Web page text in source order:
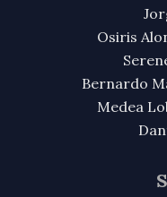
Osiris
Bernardo
Medea